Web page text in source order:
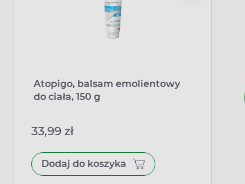
Atopigo, balsam emolientowy
do ciała, 150 g
33,99 zł
Dodaj do koszyka